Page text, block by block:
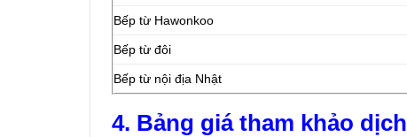
Bếp từ Hawonkoo
Bếp từ đôi
Bếp từ nội địa Nhật
4. Bảng giá tham khảo